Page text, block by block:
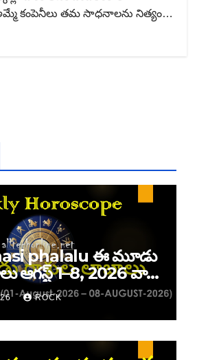
కంపెనీలు తమ సాధనాలను నిత్యం…
phalalu ఈ మూడు
ఆగస్ట్ 1–8, 2026 వార
ROCK